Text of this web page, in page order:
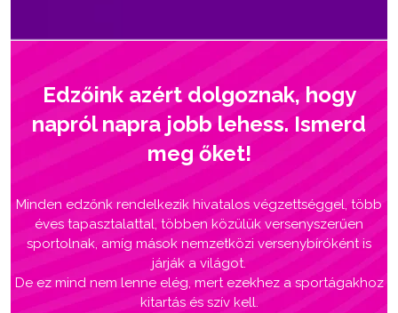
Edzőink azért dolgoznak, hogy
napról napra jobb lehess. Ismerd
meg őket!
Minden edzőnk rendelkezik hivatalos végzettséggel, több
éves tapasztalattal, többen közülük versenyszerűen
sportolnak, amíg mások nemzetközi versenybíróként is
járják a világot.
De ez mind nem lenne elég, mert ezekhez a sportágakhoz
kitartás és szív kell.